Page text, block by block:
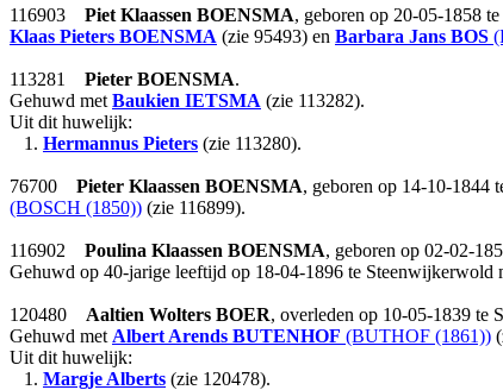
116903 Piet Klaassen BOENSMA, geboren op 20-05-1858
Klaas Pieters BOENSMA (zie 95493) en Barbara Jans BOS
113281 Pieter BOENSMA.
Gehuwd met Baukien IETSMA (zie 113282).
Uit dit huwelijk:
1. Hermannus Pieters (zie 113280).
76700 Pieter Klaassen BOENSMA, geboren op 14-10-1844
(BOSCH (1850)) (zie 116899).
116902 Poulina Klaassen BOENSMA, geboren op 02-02-
Gehuwd op 40-jarige leeftijd op 18-04-1896 te Steenwijkerwold
120480 Aaltien Wolters BOER, overleden op 10-05-1839 te
Gehuwd met Albert Arends BUTENHOF (BUTHOF (1861))
Uit dit huwelijk:
1. Margje Alberts (zie 120478).